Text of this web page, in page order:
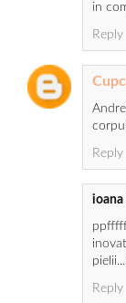
in
Reply
Reply
ioana
Reply